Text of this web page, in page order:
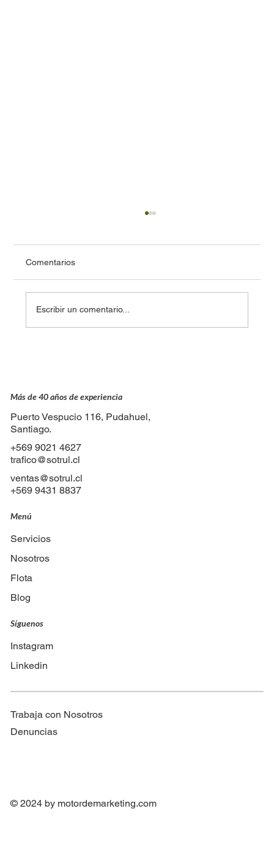
Comentarios
Escribir un comentario...
Más de 40 años de experiencia
Puerto Vespucio 116, Pudahuel,
Santiago.
+569 9021 4627
trafico@sotrul.cl
ventas@sotrul.cl
+569 9431 8837
Menú
Servicios
Nosotros
Flota
Blog
Síguenos
Instagram
Linkedin
Trabaja con Nosotros
Denuncias
© 2024 by motordemarketing.com